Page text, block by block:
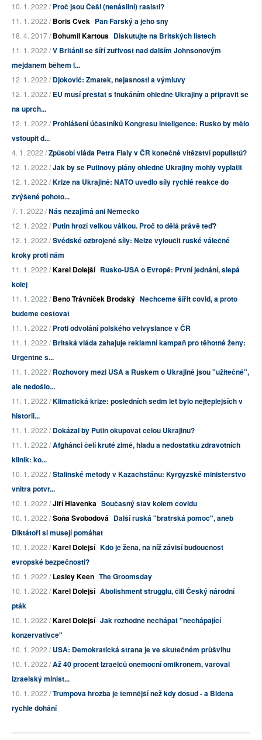
10. 1. 2022 /Proč jsou Češi (nenásilní) rasisti?
11. 1. 2022 /Boris Cvek Pan Farský a jeho sny
18. 4. 2017 /Bohumil Kartous Diskutujte na Britských listech
11. 1. 2022 /V Británii se šíří zuřivost nad dalším Johnsonovým
mejdanem během l...
12. 1. 2022 /Djoković: Zmatek, nejasnosti a výmluvy
12. 1. 2022 /EU musí přestat s fňukáním ohledně Ukrajiny a připravit se
na uprch...
12. 1. 2022 /Prohlášení účastníků Kongresu inteligence: Rusko by mělo
vstoupit d...
4. 1. 2022 /Způsobí vláda Petra Fialy v ČR konečné vítězství populistů?
12. 1. 2022 /Jak by se Putinovy plány ohledně Ukrajiny mohly vyplatit
12. 1. 2022 /Krize na Ukrajině: NATO uvedlo síly rychlé reakce do
zvýšené pohoto...
7. 1. 2022 /Nás nezajímá ani Německo
12. 1. 2022 /Putin hrozí velkou válkou. Proč to dělá právě teď?
12. 1. 2022 /Švédské ozbrojené síly: Nelze vyloučit ruské válečné
kroky proti nám
11. 1. 2022 /Karel Dolejší Rusko-USA o Evropě: První jednání, slepá
kolej
11. 1. 2022 /Beno Trávníček Brodský Nechceme šířit covid, a proto
budeme cestovat
11. 1. 2022 /Proti odvolání polského velvyslance v ČR
11. 1. 2022 /Britská vláda zahajuje reklamní kampaň pro těhotné ženy:
Urgentně s...
11. 1. 2022 /Rozhovory mezi USA a Ruskem o Ukrajině jsou "užitečné",
ale nedošlo...
11. 1. 2022 /Klimatická krize: posledních sedm let bylo nejteplejších v
historii...
11. 1. 2022 /Dokázal by Putin okupovat celou Ukrajinu?
11. 1. 2022 /Afghánci čelí kruté zimě, hladu a nedostatku zdravotních
klinik: ko...
10. 1. 2022 /Stalinské metody v Kazachstánu: Kyrgyzské ministerstvo
vnitra potvr...
10. 1. 2022 /Jiří Hlavenka Současný stav kolem covidu
10. 1. 2022 /Soňa Svobodová Další ruská "bratrská pomoc", aneb
Diktátoři si musejí pomáhat
10. 1. 2022 /Karel Dolejší Kdo je žena, na níž závisí budoucnost
evropské bezpečnosti?
10. 1. 2022 /Lesley Keen The Groomsday
10. 1. 2022 /Karel Dolejší Abolishment strugglu, čili Český národní
pták
10. 1. 2022 /Karel Dolejší Jak rozhodně nechápat "nechápající
konzervativce"
10. 1. 2022 /USA: Demokratická strana je ve skutečném průšvihu
10. 1. 2022 /Až 40 procent Izraelců onemocní omikronem, varoval
izraelský minist...
10. 1. 2022 /Trumpova hrozba je temnější než kdy dosud - a Bidena
rychle dohání